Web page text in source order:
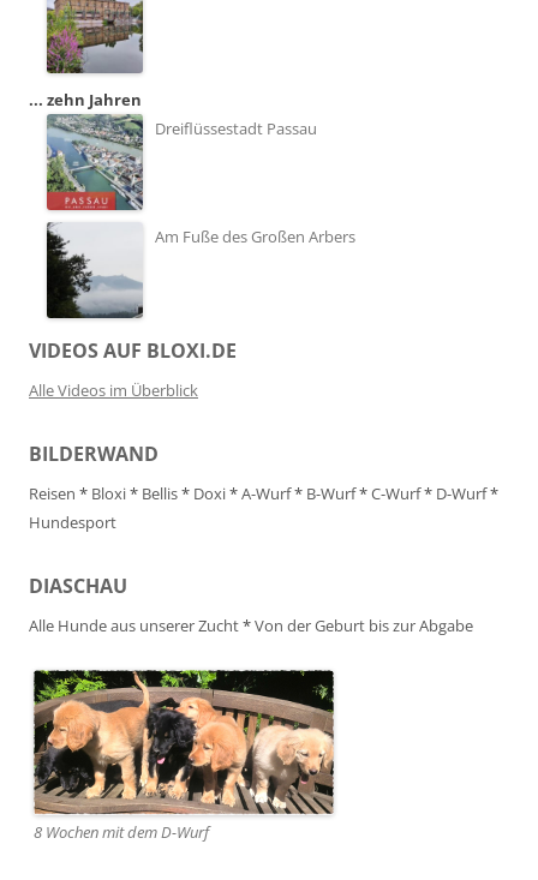
... zehn Jahren
Dreiflüssestadt Passau
Am Fuße des Großen Arbers
VIDEOS AUF BLOXI.DE
Alle Videos im Überblick
BILDERWAND
Reisen * Bloxi* Bellis* Doxi*A-Wurf* B-Wurf*C-Wurf* D-Wurf*
Hundesport
DIASCHAU
Alle Hunde aus unserer Zucht*Von der Geburt bis zur Abgabe
8 Wochen mit dem D-Wurf